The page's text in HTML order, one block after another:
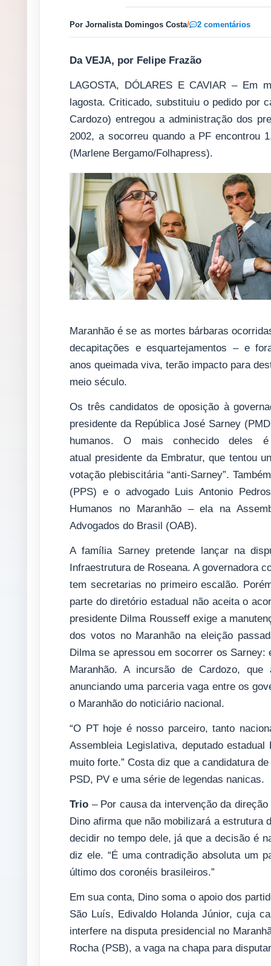
Por Jornalista Domingos Costa/ 2 comentários
Da VEJA, por Felipe Frazão
LAGOSTA, DÓLARES E CAVIAR – Em
lagosta. Criticado, substituiu o pedido por
Cardozo) entregou a administração dos
2002, a socorreu quando a PF encontrou
(Marlene Bergamo/Folhapress).
Maranhão é se as mortes bárbaras
decapitações e esquartejamentos – e
anos queimada viva, terão impacto para
meio século.
Os três candidatos de oposição à
presidente da República José Sarney
humanos. O mais conhecido deles
atual presidente da Embratur, que tentou
votação plebiscitária “anti-Sarney”.
(PPS) e o advogado Luis Antonio
Humanos no Maranhão – ela na
Advogados do Brasil (OAB).
A família Sarney pretende lançar na
Infraestrutura de Roseana. A governadora
tem secretarias no primeiro escalão.
parte do diretório estadual não aceita o
presidente Dilma Rousseff exige a
dos votos no Maranhão na eleição
Dilma se apressou em socorrer os
Maranhão. A incursão de Cardozo,
anunciando uma parceria vaga entre os
o Maranhão do noticiário nacional.
“O PT hoje é nosso parceiro, tanto
Assembleia Legislativa, deputado
muito forte.” Costa diz que a candidatura
PSD, PV e uma série de legendas nanicas.
Trio – Por causa da intervenção da
Dino afirma que não mobilizará a estrutura
decidir no tempo dele, já que a decisão é
diz ele. “É uma contradição absoluta um
último dos coronéis brasileiros.”
Em sua conta, Dino soma o apoio dos
São Luís, Edivaldo Holanda Júnior, cuja
interfere na disputa presidencial no
Rocha (PSB), a vaga na chapa para